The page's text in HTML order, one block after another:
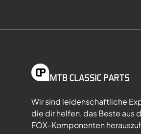
Wir sind leidenschaftliche
die dir helfen, das Beste aus
FOX-Komponenten